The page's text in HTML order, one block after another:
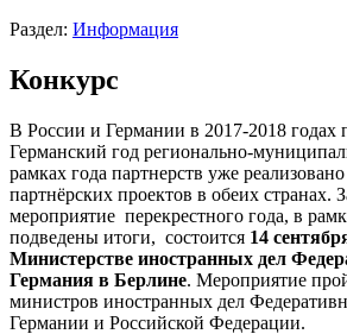
Раздел: Информация
Конкурс
В России и Германии в 2017-2018 годах
Германский год регионально-
рамках года партнерств уже
партнёрских проектов в обеих странах.
мероприятие перекрестного года, в
подведены итоги, состоится 14
Министерстве иностранных дел
Германия в Берлине. Мероприятие
министров иностранных дел
Германии и Российской Федерации.